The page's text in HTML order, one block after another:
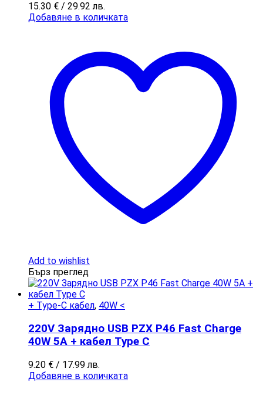
15.30 € / 29.92 лв.
Добавяне в количката
Add to wishlist
Бърз преглед
+ Type-C кабел, 40W <
220V Зарядно USB PZX P46 Fast Charge
40W 5A + кабел Type C
9.20 € / 17.99 лв.
Добавяне в количката